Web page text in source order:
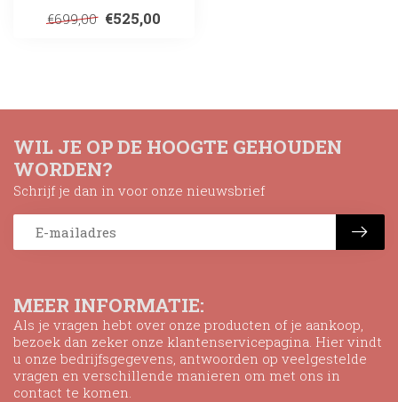
€699,00 €525,00
MEER INFORMATIE:
Als je vragen hebt over onze producten of je aankoop,
bezoek dan zeker onze klantenservicepagina. Hier vindt
u onze bedrijfsgegevens, antwoorden op veelgestelde
vragen en verschillende manieren om met ons in
contact te komen.
WIL JE OP DE HOOGTE GEHOUDEN
WORDEN?
Schrijf je dan in voor onze nieuwsbrief